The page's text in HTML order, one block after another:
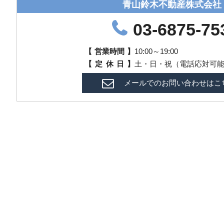
青山鈴木不動産株式会社
03-6875-
【 営業時間 】 10:00～19:00
【 定 休 日 】 土・日・祝（電話応対可能
メールでのお問い合わせはこ